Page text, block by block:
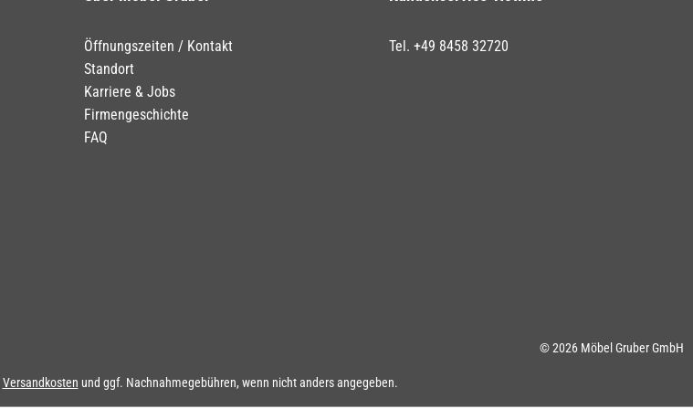
Öffnungszeiten / Kontakt
Standort
Karriere & Jobs
Firmengeschichte
FAQ
Tel. +49 8458 32720
© 2026 Möbel Gruber GmbH
Versandkosten und ggf. Nachnahmegebühren, wenn nicht anders angegeben.